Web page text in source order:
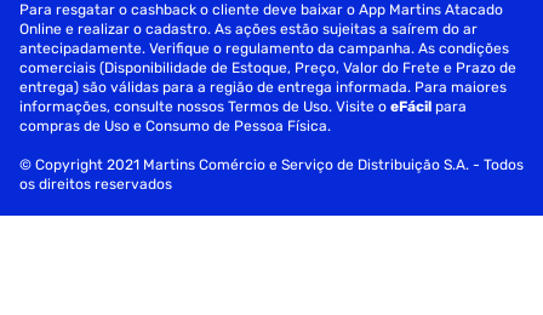
Para resgatar o cashback o cliente deve baixar o App Martins Atacado
Online e realizar o cadastro. As ações estão sujeitas a saírem do ar
antecipadamente. Verifique o regulamento da campanha. As condições
comerciais (Disponibilidade de Estoque, Preço, Valor do Frete e Prazo de
entrega) são válidas para a região de entrega informada. Para maiores
informações, consulte nossos Termos de Uso. Visite oeFácil para
compras de Uso e Consumo de Pessoa Física.
© Copyright 2021 Martins Comércio e Serviço de Distribuição S.A. - Todos
os direitos reservados